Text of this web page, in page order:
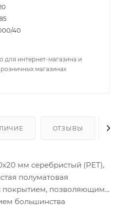
40
для интернет-магазина и
магазинах
ОТЗЫВЫ
полуматовая
покрытием, позволяющим
большинства